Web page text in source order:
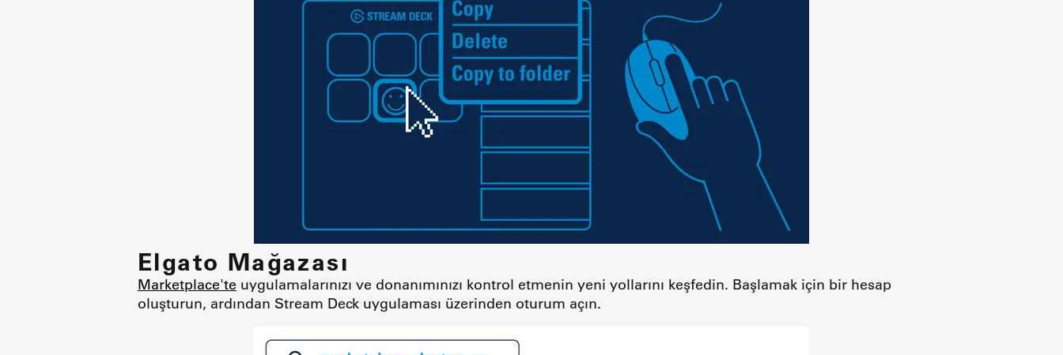
Elgato Mağazası
Marketplace'te uygulamalarınızı ve donanımınızı kontrol etmenin yeni yollarını keşfedin. Başlamak için bir hesap
oluşturun, ardından Stream Deck uygulaması üzerinden oturum açın.